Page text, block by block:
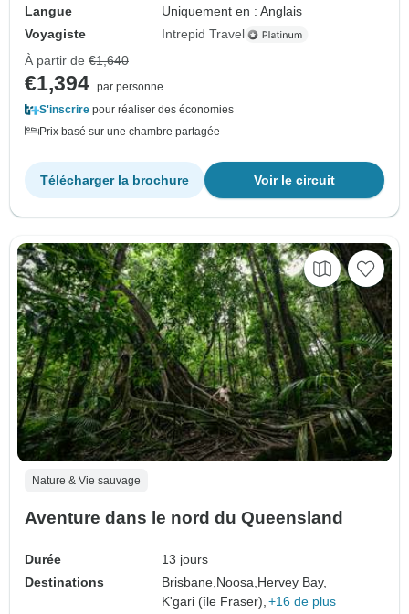
Langue
Uniquement en : Anglais
Voyagiste
Intrepid Travel
À partir de €1,640
€1,394 par personne
S'inscrire pour réaliser des économies
Prix basé sur une chambre partagée
Voir le circuit
Télécharger la brochure
Nature & Vie sauvage
Aventure dans le nord du Queensland
Durée
13 jours
Destinations
Brisbane,Noosa,Hervey Bay,
K'gari (île Fraser), +16 de plus